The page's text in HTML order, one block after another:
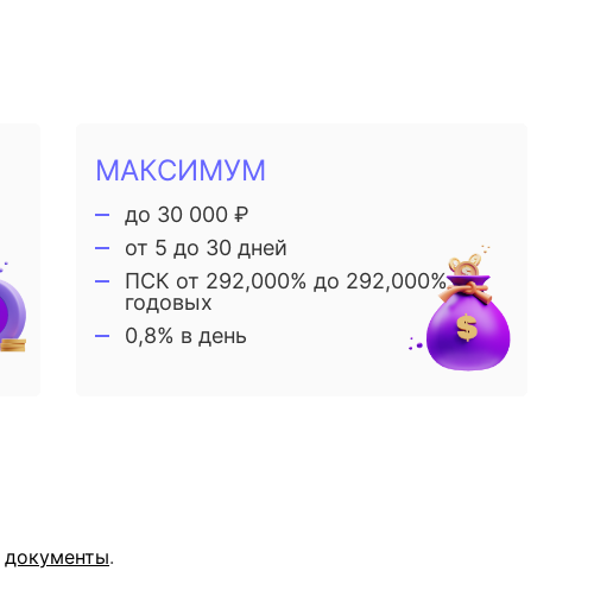
МАКСИМУМ
до 30 000 ₽
от 5 до 30 дней
ПСК от 292,000% до 292,000%
годовых
0,8% в день
документы.